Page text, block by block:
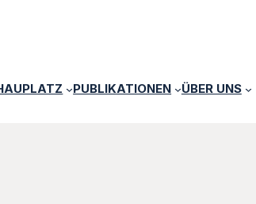
PUBLIKATIONEN ÜBER UNS